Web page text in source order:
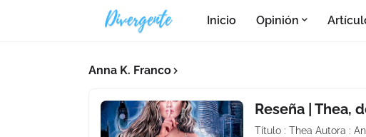
Inicio Opinión
Anna K. Franco
Reseña | Thea,
Título : Thea Autora :